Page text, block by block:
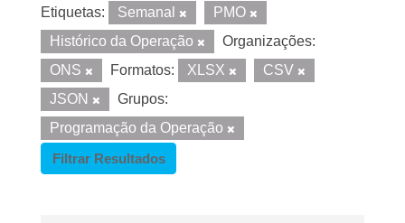
Etiquetas: Semanal
PMO
Histórico da Operação
Organizações:
ONS
Formatos: XLSX
CSV
JSON
Grupos:
Programação da Operação
Filtrar Resultados